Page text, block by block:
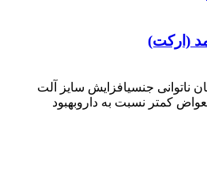
(ارکت)
ناتوانی جنسیافزایش سایز آلت
کمتر نسبت به داروبهبود